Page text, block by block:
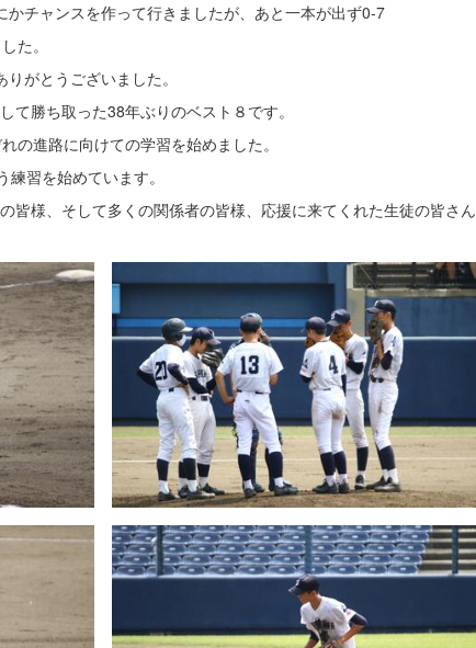
チャンスを作って行きましたが、あと一本が出ず0-7
た。
がとうございました。
て勝ち取った38年ぶりのベスト８です。
の進路に向けての学習を始めました。
習を始めています。
皆様、そして多くの関係者の皆様、応援に来てくれた生徒の皆さ